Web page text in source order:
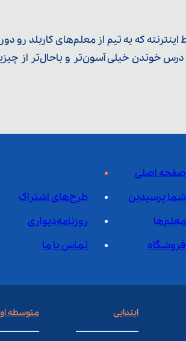
که یه تیم از معلم‌‌های کاربلد رو
خوندن خیلی آسون‌تر و باحال‌تر از
صفحه اصلی
شما پرسیدین
طرح‌های اشتراک
معلم‌ها
روزنامه‌دیواری
فروشگاه
تماس با ما
ابتدایی متوسطه